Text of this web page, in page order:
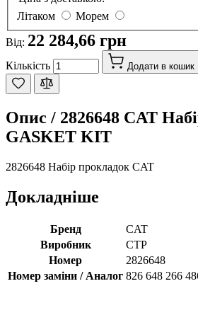
Літаком
Морем
Від: 22 284,66 грн
Кількість Додати в кошик
Опис / 2826648 CAT
GASKET KIT
2826648 Набір прокладок CAT
Докладніше
Бренд
CAT
Виробник
CTP
Номер
2826648
Номер заміни / Аналог 826 648 266